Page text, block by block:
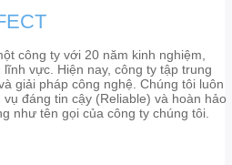
công ty với 20 năm kinh nghiệm,
vực. Hiện nay, công ty tập trung
giải pháp công nghệ. Chúng tôi luôn
đáng tin cậy (Reliable) và hoàn hảo
như tên gọi của công ty chúng tôi.